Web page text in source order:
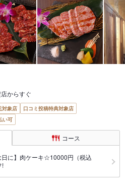
からすぐ
対象店
口コミ投稿特典対象店
い可
コース
日に】肉ケーキ☆10000円（税込
!